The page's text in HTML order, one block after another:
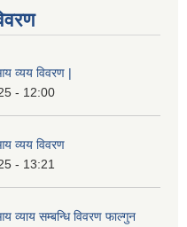
व्यय विवरण |
- 12:00
व्यय विवरण
- 13:21
सम्बन्धि विवरण फाल्गुन